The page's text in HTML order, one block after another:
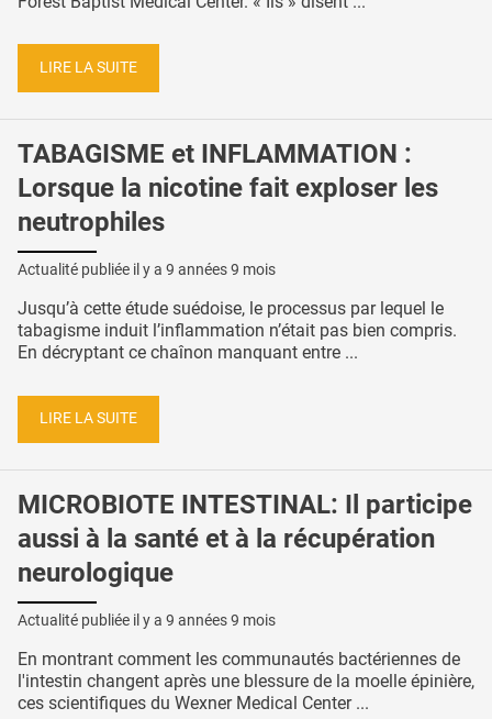
LIRE LA SUITE
TABAGISME et INFLAMMATION :
Lorsque la nicotine fait exploser les
neutrophiles
Actualité publiée il y a 9 années 9 mois
Jusqu’à cette étude suédoise, le processus par lequel le
tabagisme induit l’inflammation n’était pas bien compris.
En décryptant ce chaînon manquant entre ...
LIRE LA SUITE
MICROBIOTE INTESTINAL: Il participe
aussi à la santé et à la récupération
neurologique
Actualité publiée il y a 9 années 9 mois
En montrant comment les communautés bactériennes de
l'intestin changent après une blessure de la moelle épinière,
ces scientifiques du Wexner Medical Center ...